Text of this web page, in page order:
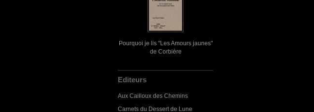
Pourquoi je lis "Les Amours jaunes"
de Corbière
Editeurs
Aux Cailloux des Chemins
Carnets du Dessert de Lune